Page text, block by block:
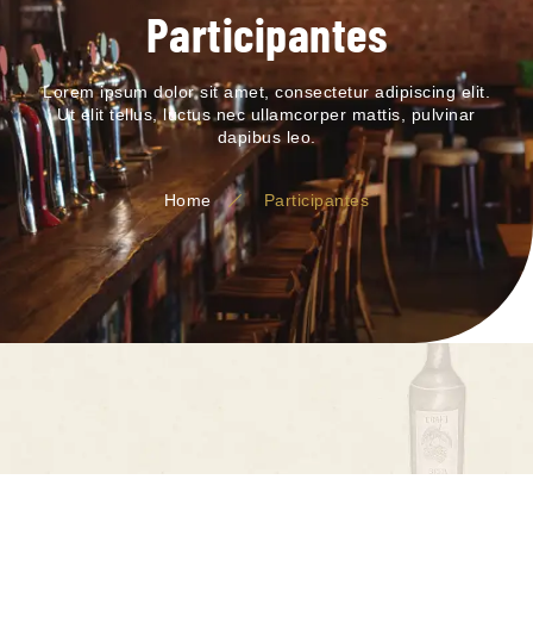
Participantes
Lorem ipsum dolor sit amet, consectetur adipiscing elit.
Ut elit tellus, luctus nec ullamcorper mattis, pulvinar
dapibus leo.
Home Participantes